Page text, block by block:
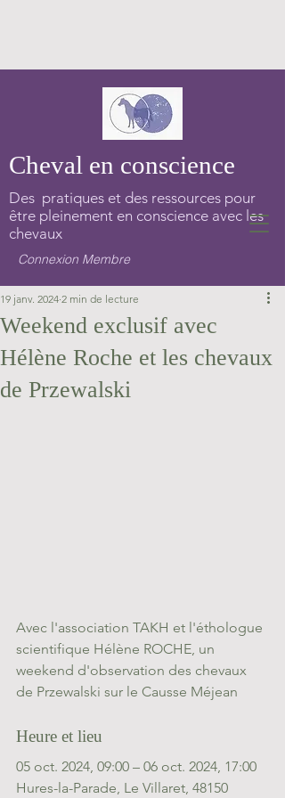
Cheval en conscience
Des pratiques et des ressources pour
être pleinement en conscience avec les
chevaux
Connexion Membre
Weekend exclusif avec
Hélène Roche et les chevaux
de Przewalski
19 janv. 2024 2 min de lecture
Avec l'association TAKH et l'éthologue
scientifique Hélène ROCHE, un
weekend d'observation des chevaux
de Przewalski sur le Causse Méjean
Heure et lieu
05 oct. 2024, 09:00 – 06 oct. 2024, 17:00
Hures-la-Parade, Le Villaret, 48150